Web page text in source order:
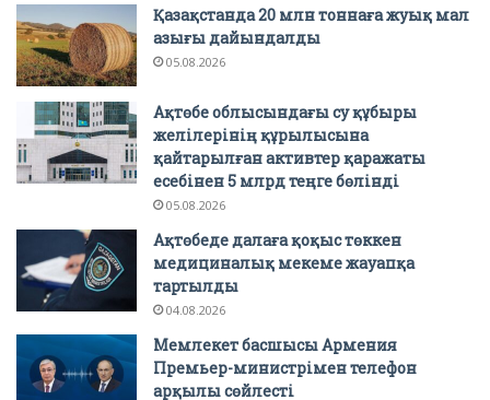
Қазақстанда 20 млн тоннаға жуық мал
азығы дайындалды
05.08.2026
Ақтөбе облысындағы су құбыры
желілерінің құрылысына
қайтарылған активтер қаражаты
есебінен 5 млрд теңге бөлінді
05.08.2026
Ақтөбеде далаға қоқыс төккен
медициналық мекеме жауапқа
тартылды
04.08.2026
Мемлекет басшысы Армения
Премьер-министрімен телефон
арқылы сөйлесті